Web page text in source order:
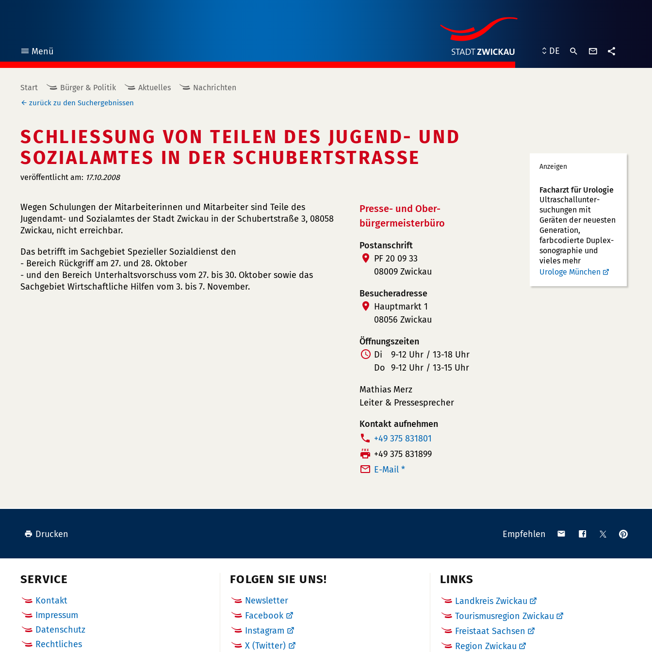
Menü
öffnen
DE
Start Bürger & Politik Aktuelles Nachrichten
zurück zu den Suchergebnissen
SCHLIESSUNG VON TEILEN DES JUGEND- UND S
OZIALAMTES IN DER SCHUBERTSTRASSE
veröffentlicht am: 17.10.2008
Wegen Schulungen der Mitarbeiterinnen und Mitarbeiter sind Teile des
Jugendamt- und Sozialamtes der Stadt Zwickau in der Schubertstraße 3, 08058
Zwickau, nicht erreichbar.
Das betrifft im Sachgebiet Spezieller Sozialdienst den
- Bereich Rückgriff am 27. und 28. Oktober
- und den Bereich Unterhaltsvorschuss vom 27. bis 30. Oktober sowie das
Sachgebiet Wirtschaftliche Hilfen vom 3. bis 7. November.
Presse- und Ober-
bürgermeisterbüro
Postanschrift
PF 20 09 33
08009 Zwickau
Besucheradresse
Hauptmarkt 1
08056 Zwickau
Öffnungszeiten
Di
9-12 Uhr / 13-18 Uhr
Do 9-12 Uhr / 13-15 Uhr
Mathias Merz
Leiter & Pressesprecher
Kontakt aufnehmen
T
e
l
m
+49 375 831801
F
a
+49 375 831899
E-Mail *
Werbung
Anzeigen
Facharzt für Urologie
Ultraschallunter­
suchungen mit
Geräten der neuesten
Generation,
farbcodierte Duplex­
sonographie und
vieles mehr
Urologe München
Drucken Empfehlen
Teilen Teilen Teilen
SERVICE
Kontakt
Impressum
Datenschutz
Rechtliches
FOLGEN SIE UNS!
Newsletter
Facebook
Instagram
X (Twitter)
LINKS
Landkreis Zwickau
Tourismusregion Zwickau
Freistaat Sachsen
Region Zwickau